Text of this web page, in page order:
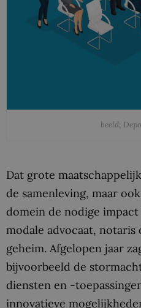
beeld;
Dat grote
de samenleving, maar
domein de nodige
modale advocaat,
geheim. Afgelopen jaar
bijvoorbeeld de
diensten en -
innovatieve